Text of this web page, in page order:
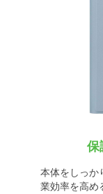
保
本体をしっか
業効率を高め